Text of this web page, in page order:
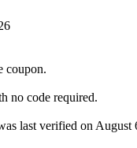
coupon.
no code required.
last verified on August